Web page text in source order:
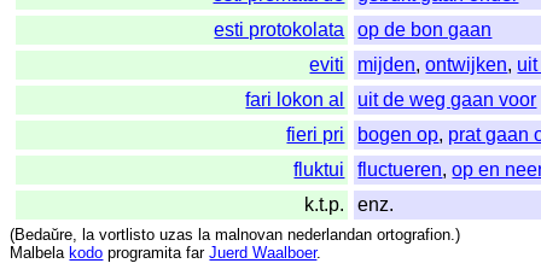
esti protokolata
op de bon gaan
eviti
mijden,ontwijken,
fari lokon al
uit de weg gaan voor
fieri pri
bogen op, prat gaan
fluktui
fluctueren,op en
k.t.p.
enz.
(Bedaŭre, la vortlisto uzas la malnovan nederlandan ortografion.)
Malbela kodo programita far Juerd Waalboer.